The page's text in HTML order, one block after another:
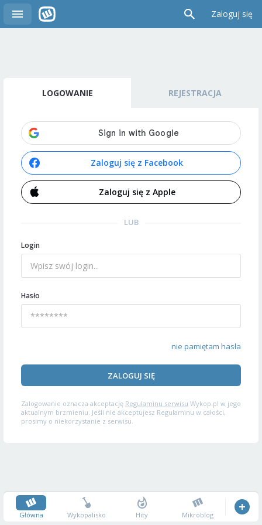
Zaloguj się
LOGOWANIE REJESTRACJA
Zaloguj się z Facebook
Zaloguj się z Apple
LUB
Login
Hasło
nie pamiętam hasła
ZALOGUJ SIĘ
Zalogowanie oznacza akceptację Regulaminu serwisu Wykop.pl w jego
aktualnym brzmieniu. Jeśli nie akceptujesz Regulaminu w całości,
prosimy o niekorzystanie z serwisu.
Główna Wykopalisko Hity Mikroblog